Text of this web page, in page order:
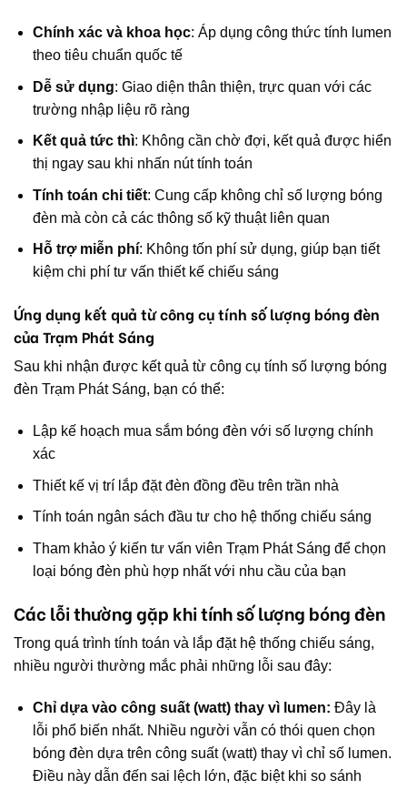
Chính xác và khoa học: Áp dụng công thức tính lumen
theo tiêu chuẩn quốc tế
Dễ sử dụng: Giao diện thân thiện, trực quan với các
trường nhập liệu rõ ràng
Kết quả tức thì: Không cần chờ đợi, kết quả được hiển
thị ngay sau khi nhấn nút tính toán
Tính toán chi tiết: Cung cấp không chỉ số lượng bóng
đèn mà còn cả các thông số kỹ thuật liên quan
Hỗ trợ miễn phí: Không tốn phí sử dụng, giúp bạn tiết
kiệm chi phí tư vấn thiết kế chiếu sáng
Ứng dụng kết quả từ công cụ tính số lượng bóng đèn
của Trạm Phát Sáng
Sau khi nhận được kết quả từ công cụ tính số lượng bóng
đèn Trạm Phát Sáng, bạn có thể:
Lập kế hoạch mua sắm bóng đèn với số lượng chính
xác
Thiết kế vị trí lắp đặt đèn đồng đều trên trần nhà
Tính toán ngân sách đầu tư cho hệ thống chiếu sáng
Tham khảo ý kiến tư vấn viên Trạm Phát Sáng để chọn
loại bóng đèn phù hợp nhất với nhu cầu của bạn
Các lỗi thường gặp khi tính số lượng bóng đèn
Trong quá trình tính toán và lắp đặt hệ thống chiếu sáng,
nhiều người thường mắc phải những lỗi sau đây:
Chỉ dựa vào công suất (watt) thay vì lumen: Đây là
lỗi phổ biến nhất. Nhiều người vẫn có thói quen chọn
bóng đèn dựa trên công suất (watt) thay vì chỉ số lumen.
Điều này dẫn đến sai lệch lớn, đặc biệt khi so sánh